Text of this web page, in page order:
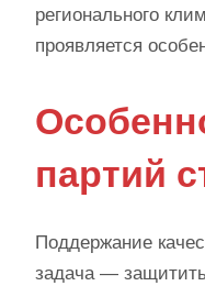
регионального
проявляется
партий
Поддержание
задача —